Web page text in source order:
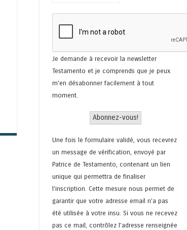
Je demande à recevoir la newsletter
Testamento et je comprends que je peux
m'en désabonner facilement à tout
moment.
Une fois le formulaire validé, vous recevrez
un message de vérification, envoyé par
Patrice de Testamento, contenant un lien
unique qui permettra de finaliser
l'inscription. Cette mesure nous permet de
garantir que votre adresse email n’a pas
été utilisée à votre insu. Si vous ne recevez
pas ce mail, contrôlez l’adresse renseignée